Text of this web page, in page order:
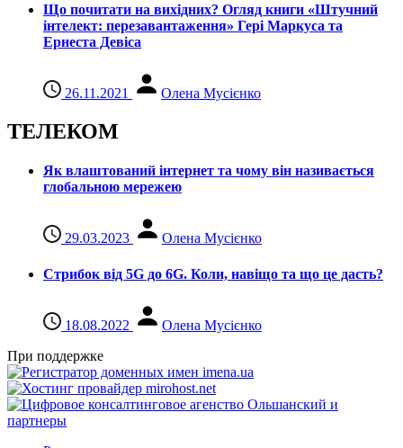
Що почитати на вихідних? Огляд книги «Штучний
інтелект: перезавантаження» Гері Маркуса та
Ернеста Девіса
26.11.2021 Олена Мусієнко
ТЕЛЕКОМ
Як влаштований інтернет та чому він називається
глобальною мережею
29.03.2023 Олена Мусієнко
Стрибок від 5G до 6G. Коли, навіщо та що це даcть?
18.08.2022
Олена Мусієнко
При поддержке